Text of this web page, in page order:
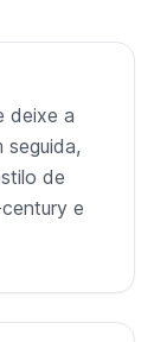
deixe a
seguida,
de
e